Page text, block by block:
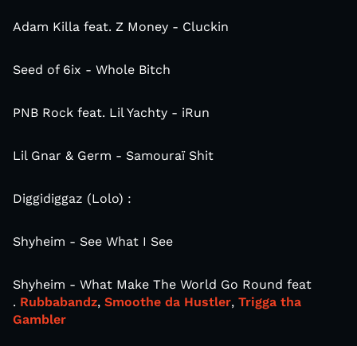
Adam Killa feat. Z Money - Cluckin
Seed of 6ix - Whole Bitch
PNB Rock feat. Lil Yachty - iRun
Lil Gnar & Germ - Samouraï Shit
Diggidiggaz (Lolo) :
Shyheim - See What I See
Shyheim - What Make The World Go Round feat
. Rubbabandz, Smoothe da Hustler, Trigga tha
Gambler